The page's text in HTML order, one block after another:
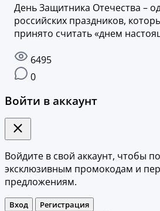
День Защитника Отечества –
российских праздников,
принято считать «днем
6495
0
Войти в аккаунт
Войдите в свой аккаунт, чтобы
эксклюзивным промокодам и
предложениям.
Вход Регистрация